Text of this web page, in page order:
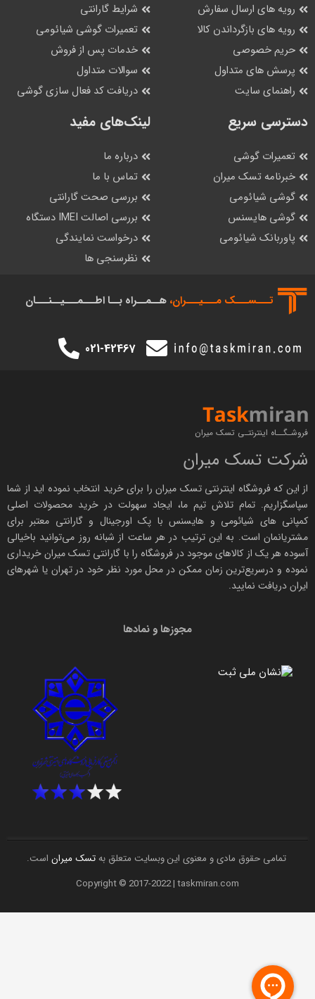
رویه های ارسال سفارش
رویه های بازگرداندن کالا
حریم خصوصی
پرسش های متداول
راهنمای سایت
شرایط گارانتی
تعمیرات گوشی شیائومی
خدمات پس از فروش
سوالات متداول
دریافت کد فعال سازی گوشی
دسترسی سریع
تعمیرات گوشی
خبرنامه تسک میران
گوشی شیائومی
گوشی هایسنس
پاوربانک شیائومی
لینک‌های مفید
درباره ما
تماس با ما
بررسی صحت گارانتی
بررسی اصالت IMEI دستگاه
درخواست نمایندگی
نظرسنجی ها
تـــســـک‌ مـــیـــران، هــمــراه بــا اطـــمـــیــنـــان
021-42467
فروشـگــاه اینترنتـی تسک میران
شرکت تسک میران
از این که فروشگاه اینترنتیتسک میران را برای خرید انتخاب نموده اید از شما
سپاسگزاریم. تمام تلاش تیم ما، ایجاد سهولت در خرید محصولات اصلی
کمپانی های شیائومی و هایسنس با پک اورجینال وگارانتی معتبر برای
مشتریانمان است. به این ترتیب در هر ساعت از شبانه روز می‌توانید باخیالی
آسوده هر یک از کالاهای موجود در فروشگاه را با گارانتی تسک میرانخریداری
نموده و درسریع‌ترین زمان ممکن در محل مورد نظر خود در تهران یا شهرهای
ایران دریافت نمایید.
مجوزها و نمادها
تمامی حقوق مادی و معنوی این وبسایت متعلق بهتسک میران است.
Copyright © 2017-2022 | taskmiran.com